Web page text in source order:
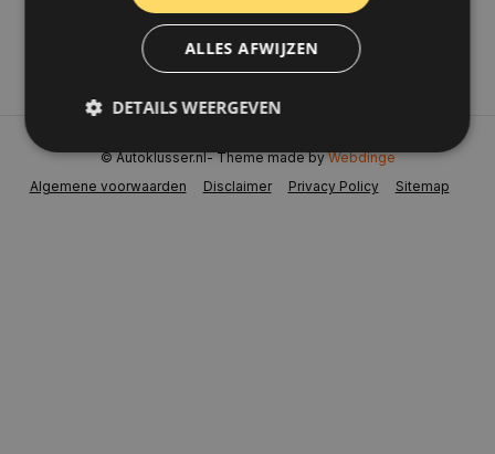
Abonneer
Algemene voorwaarden Disclaimer Privacy Policy Sitemap
© Autoklusser.nl- Theme made byWebdinge
ALLES AFWIJZEN
DETAILS WEERGEVEN
Strikt noodzakelijk Prestatie
Targeting